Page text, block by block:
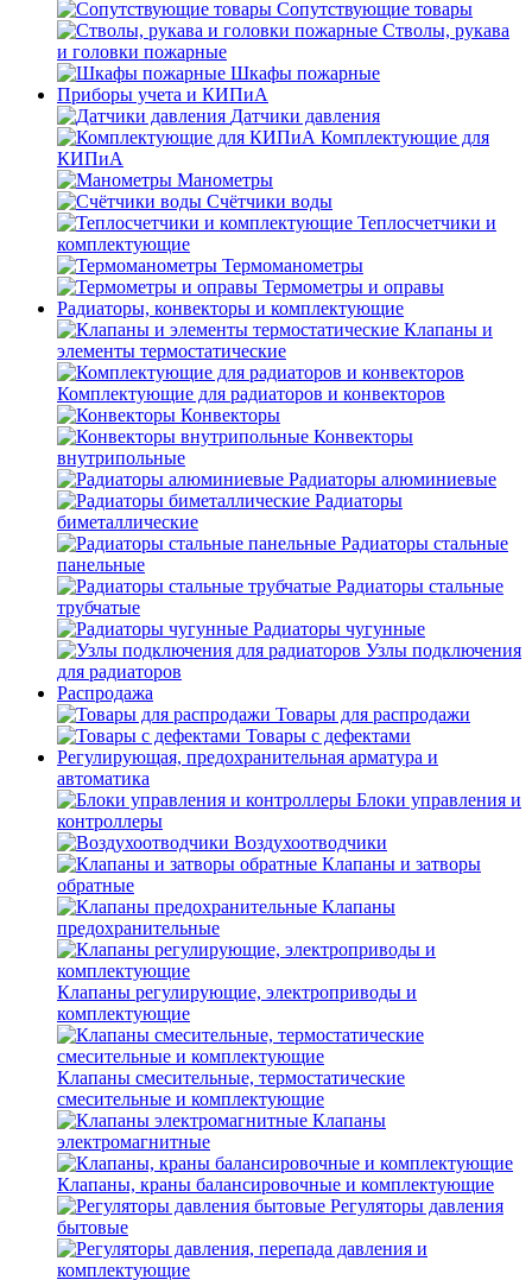
Сопутствующие товары
Стволы, рукава
и головки пожарные
Шкафы пожарные
Приборы учета и КИПиА
Датчики давления
Комплектующие для
КИПиА
Манометры
Счётчики воды
Теплосчетчики и
комплектующие
Термоманометры
Термометры и оправы
Радиаторы, конвекторы и комплектующие
Клапаны и
элементы термостатические
Комплектующие для радиаторов и конвекторов
Конвекторы
Конвекторы
внутрипольные
Радиаторы алюминиевые
Радиаторы
биметаллические
Радиаторы стальные
панельные
Радиаторы стальные
трубчатые
Радиаторы чугунные
Узлы подключения
для радиаторов
Распродажа
Товары для распродажи
Товары с дефектами
Регулирующая, предохранительная арматура и
автоматика
Блоки управления и
контроллеры
Воздухоотводчики
Клапаны и затворы
обратные
Клапаны
предохранительные
Клапаны регулирующие, электроприводы и
комплектующие
Клапаны смесительные, термостатические
смесительные и комплектующие
Клапаны
электромагнитные
Клапаны, краны балансировочные и комплектующие
Регуляторы давления
бытовые